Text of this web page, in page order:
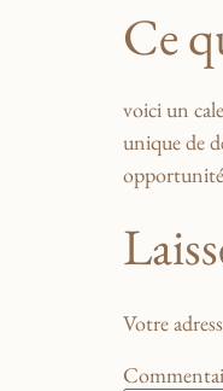
Ce
voici​ un
unique⁣ de‌
Votre